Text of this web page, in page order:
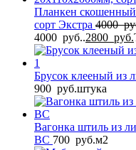
Планкен
сорт Экстра 4000
4000 руб..2800 руб.
Брусок клееный из
900 руб.штука
Вагонка штиль из
BС 700 руб.м2